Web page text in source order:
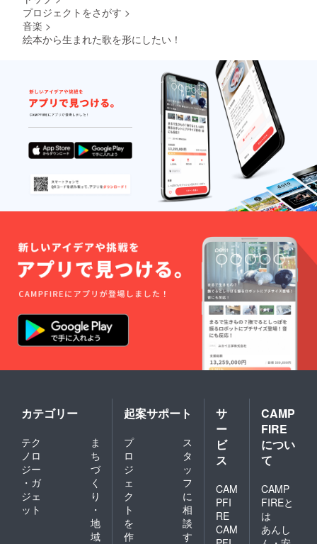
プロジェクトをさがす >
音楽 >
絵本から生まれた歌を形にしたい！
カテゴリー
テク
ノロ
ジー
・ガ
ジェ
ット
ま
ち
づ
く
り
・
地
域
起案サポート
プ
ロ
ジ
ェ
ク
ト
を
作
ス
タ
ッ
フ
に
相
談
す
サ
ー
ビ
ス
CAM
PFI
RE
CAM
CAMP
FIRE
につい
て
CAMP
FIREと
は
あんし